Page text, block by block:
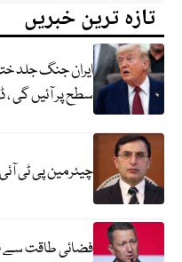
تازہ ترین خبریں
ایران جنگ جلد
سطح پر آئیں گی ،
چیئرمین پی ٹی آئی
فضائی طاقت سے